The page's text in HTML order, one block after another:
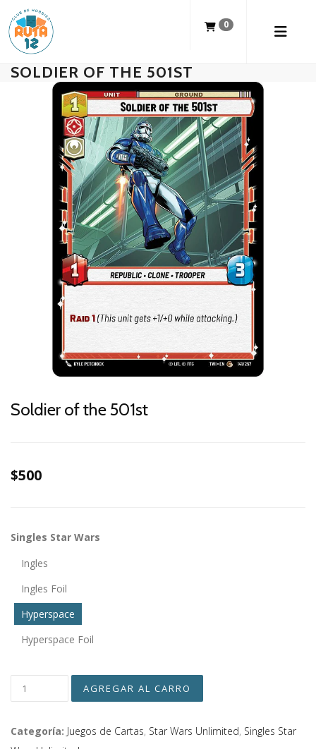
0
SOLDIER OF THE 501ST
Soldier of the 501st
$500
Singles Star Wars
Ingles
Ingles Foil
Hyperspace
Hyperspace Foil
Categoría: Juegos de Cartas, Star Wars Unlimited, Singles Star